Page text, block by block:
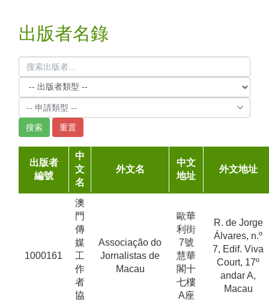
出版者名錄
-- 申請類型 --
搜索 重置
出版者
編號
中
文
名
外文名
中文
地址
外文地址
1000161
澳
門
傳
媒
工
作
者
協
Associação do
Jornalistas de
Macau
歐華
利街
7號
慧華
閣十
七樓
A座
R. de Jorge
Álvares, n.º
7, Edif. Viva
Court, 17º
andar A,
Macau